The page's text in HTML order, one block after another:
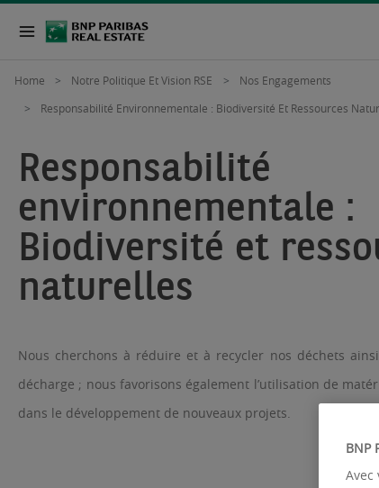
Home Notre Politique Et Vision RSE
Nos Engagements
Responsabilité Environnementale : Biodiversité Et Ressources
Responsabilité
environnementale :
Biodiversité et
naturelles
Nous cherchons à réduire et à recycler nos déchets
décharge ; nous favorisons également l’utilisation de
dans le développement de nouveaux projets.
BNP
Avec